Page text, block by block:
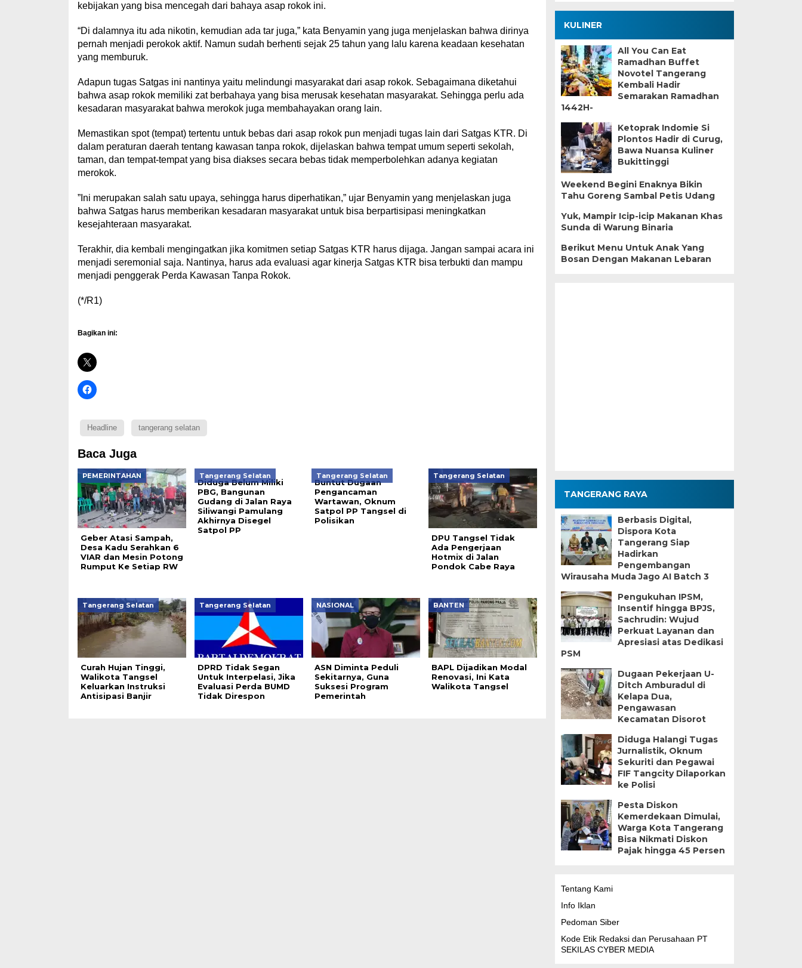
kebijakan yang bisa mencegah dari bahaya asap rokok ini.
“Di dalamnya itu ada nikotin, kemudian ada tar juga,” kata Benyamin yang juga menjelaskan bahwa dirinya
pernah menjadi perokok aktif. Namun sudah berhenti sejak 25 tahun yang lalu karena keadaan kesehatan
yang memburuk.
Adapun tugas Satgas ini nantinya yaitu melindungi masyarakat dari asap rokok. Sebagaimana diketahui
bahwa asap rokok memiliki zat berbahaya yang bisa merusak kesehatan masyarakat. Sehingga perlu ada
kesadaran masyarakat bahwa merokok juga membahayakan orang lain.
Memastikan spot (tempat) tertentu untuk bebas dari asap rokok pun menjadi tugas lain dari Satgas KTR. Di
dalam peraturan daerah tentang kawasan tanpa rokok, dijelaskan bahwa tempat umum seperti sekolah,
taman, dan tempat-tempat yang bisa diakses secara bebas tidak memperbolehkan adanya kegiatan
merokok.
”Ini merupakan salah satu upaya, sehingga harus diperhatikan,” ujar Benyamin yang menjelaskan juga
bahwa Satgas harus memberikan kesadaran masyarakat untuk bisa berpartisipasi meningkatkan
kesejahteraan masyarakat.
Terakhir, dia kembali mengingatkan jika komitmen setiap Satgas KTR harus dijaga. Jangan sampai acara ini
menjadi seremonial saja. Nantinya, harus ada evaluasi agar kinerja Satgas KTR bisa terbukti dan mampu
menjadi penggerak Perda Kawasan Tanpa Rokok.
(*/R1)
Bagikan ini:
Headline tangerang selatan
Baca Juga
PEMERINTAHAN
Geber Atasi Sampah,
Desa Kadu Serahkan 6
VIAR dan Mesin Potong
Rumput Ke Setiap RW
Tangerang Selatan
Diduga Belum Miliki
PBG, Bangunan
Gudang di Jalan Raya
Siliwangi Pamulang
Akhirnya Disegel
Satpol PP
Tangerang Selatan
Buntut Dugaan
Pengancaman
Wartawan, Oknum
Satpol PP Tangsel di
Polisikan
Tangerang Selatan
DPU Tangsel Tidak
Ada Pengerjaan
Hotmix di Jalan
Pondok Cabe Raya
Tangerang Selatan
Curah Hujan Tinggi,
Walikota Tangsel
Keluarkan Instruksi
Antisipasi Banjir
Tangerang Selatan
DPRD Tidak Segan
Untuk Interpelasi, Jika
Evaluasi Perda BUMD
Tidak Direspon
NASIONAL
ASN Diminta Peduli
Sekitarnya, Guna
Suksesi Program
Pemerintah
BANTEN
BAPL Dijadikan Modal
Renovasi, Ini Kata
Walikota Tangsel
KULINER
All You Can Eat
Ramadhan Buffet
Novotel Tangerang
Kembali Hadir
Semarakan Ramadhan
1442H-
Ketoprak Indomie Si
Plontos Hadir di Curug,
Bawa Nuansa Kuliner
Bukittinggi
Weekend Begini Enaknya Bikin
Tahu Goreng Sambal Petis Udang
Yuk, Mampir Icip-icip Makanan Khas
Sunda di Warung Binaria
Berikut Menu Untuk Anak Yang
Bosan Dengan Makanan Lebaran
TANGERANG RAYA
Berbasis Digital,
Dispora Kota
Tangerang Siap
Hadirkan
Pengembangan
Wirausaha Muda Jago AI Batch 3
Pengukuhan IPSM,
Insentif hingga BPJS,
Sachrudin: Wujud
Perkuat Layanan dan
Apresiasi atas Dedikasi
PSM
Dugaan Pekerjaan U-
Ditch Amburadul di
Kelapa Dua,
Pengawasan
Kecamatan Disorot
Diduga Halangi Tugas
Jurnalistik, Oknum
Sekuriti dan Pegawai
FIF Tangcity Dilaporkan
ke Polisi
Pesta Diskon
Kemerdekaan Dimulai,
Warga Kota Tangerang
Bisa Nikmati Diskon
Pajak hingga 45 Persen
Tentang Kami
Info Iklan
Pedoman Siber
Kode Etik Redaksi dan Perusahaan PT
SEKILAS CYBER MEDIA